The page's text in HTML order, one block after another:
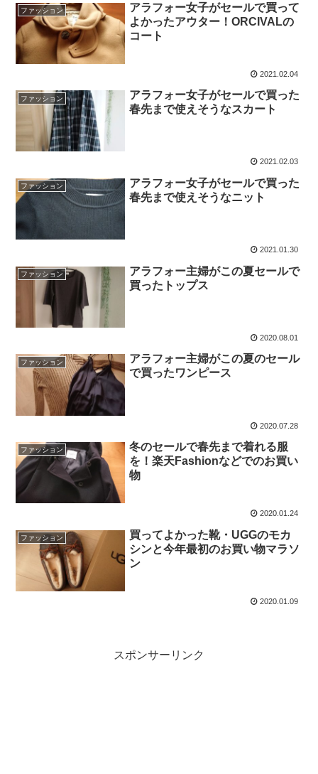
ファッション
アラフォー女子がセールで買って
よかったアウター！ORCIVALの
コート
2021.02.04
ファッション
アラフォー女子がセールで買った
春先まで使えそうなスカート
2021.02.03
ファッション
アラフォー女子がセールで買った
春先まで使えそうなニット
2021.01.30
ファッション
アラフォー主婦がこの夏セールで
買ったトップス
2020.08.01
ファッション
アラフォー主婦がこの夏のセール
で買ったワンピース
2020.07.28
ファッション
冬のセールで春先まで着れる服
を！楽天Fashionなどでのお買い
物
2020.01.24
ファッション
買ってよかった靴・UGGのモカ
シンと今年最初のお買い物マラソ
ン
2020.01.09
スポンサーリンク